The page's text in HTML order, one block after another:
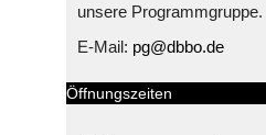
unsere Programmgruppe.
E-Mail: pg@dbbo.de
Öffnungszeiten